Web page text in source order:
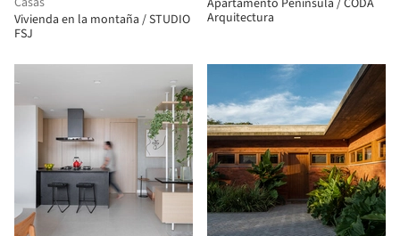
Vivienda en la montaña / STUDIO
FSJ
Apartamento Península / CODA
Arquitectura